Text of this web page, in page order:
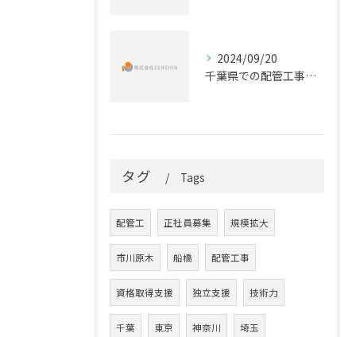
2024/09/20
千葉県での配管工事のキャリアを始めよう！正社員募集のお知らせ
タグ Tags
配管工 正社員募集 規模拡大
市川原木 船橋 配管工事
資格取得支援 独立支援 技術力
千葉 東京 神奈川 埼玉